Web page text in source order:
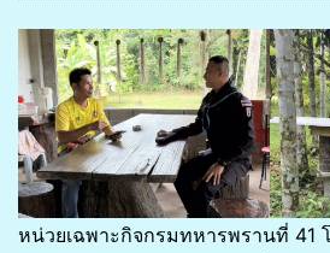
หน่วยเฉพาะกิจกรมทหารพรานที่ 41